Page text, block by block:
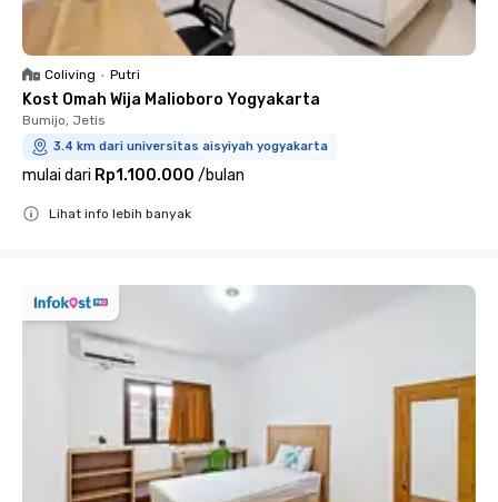
Coliving • Putri
Kost Omah Wija Malioboro Yogyakarta
Bumijo, Jetis
3.4 km dari universitas aisyiyah yogyakarta
mulai dari Rp1.100.000 /bulan
Lihat info lebih banyak